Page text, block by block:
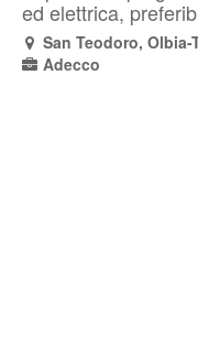
ed elettrica,
San Teodoro, Olbia-
Adecco